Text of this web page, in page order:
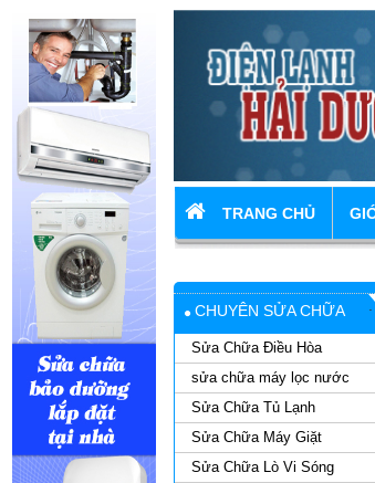
TRANG CHỦ
CHUYÊN SỬA CHỮA
Sửa Chữa Điều Hòa
sửa chữa máy lọc nước
Sửa Chữa Tủ Lạnh
Sửa Chữa Máy Giặt
Sửa Chữa Lò Vi Sóng